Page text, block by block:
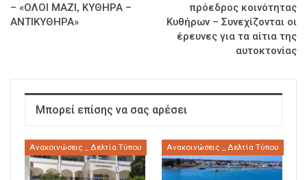
– «ΟΛΟΙ ΜΑΖΙ, ΚΥΘΗΡΑ –
ΑΝΤΙΚΥΘΗΡΑ»
πρόεδρος κοινότητας
Κυθήρων – Συνεχίζονται οι
έρευνες για τα αίτια της
αυτοκτονίας
Μπορεί επίσης να σας αρέσει
Ανακοινώσεις _ Δελτία Τύπου Ανακοινώσεις _ Δελτία Τύπου